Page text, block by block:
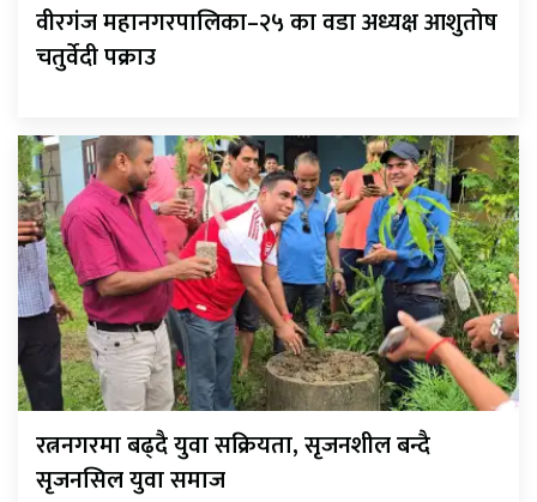
वीरगंज महानगरपालिका–२५ का वडा अध्यक्ष आशुतोष
चतुर्वेदी पक्राउ
रत्ननगरमा बढ्दै युवा सक्रियता, सृजनशील बन्दै
सृजनसिल युवा समाज